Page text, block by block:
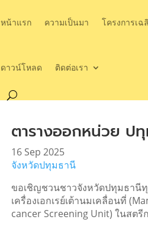
หน้าแรก ความเป็นมา โครงการเฉ
ดาวน์โหลด ติดต่อเรา
ตารางออกหน่วย ป
16 Sep 2025
จังหวัดปทุมธานี
ขอเชิญชวนชาวจังหวัดปทุมธานีทุ
เครื่องเอกเรย์เต้านมเคลื่อนที่
cancer Screening Unit) ในสต